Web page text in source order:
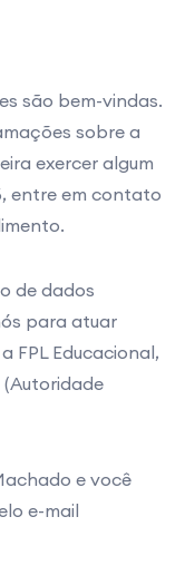
são bem-vindas.
sobre a
exercer algum
entre em contato
de dados
para atuar
FPL Educacional,
e você
e-mail